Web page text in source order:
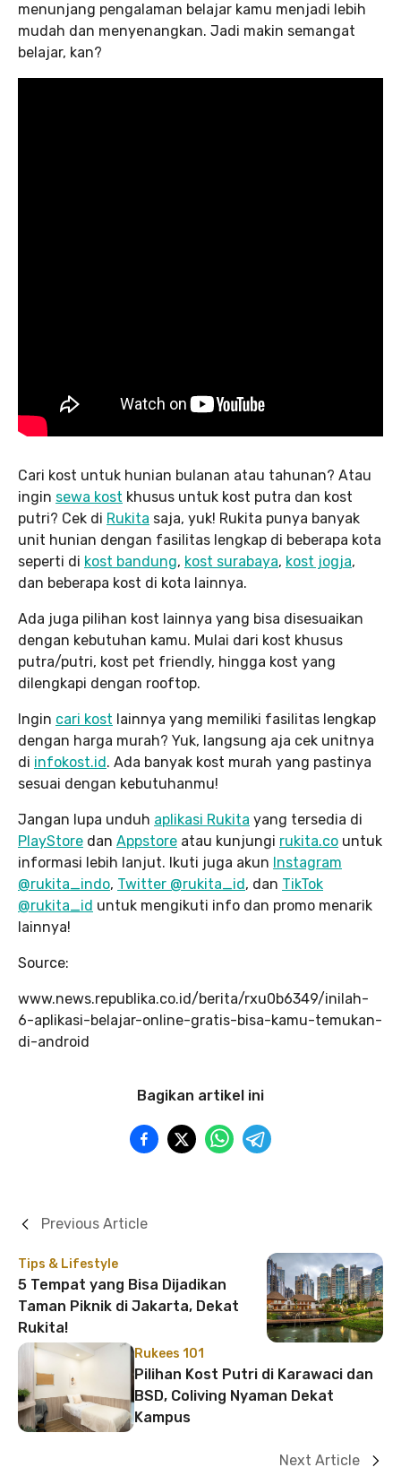
menunjang pengalaman belajar kamu menjadi lebih
mudah dan menyenangkan. Jadi makin semangat
belajar, kan?
Cari kost untuk hunian bulanan atau tahunan? Atau
ingin sewa kost khusus untuk kost putra dan kost
putri? Cek di Rukita saja, yuk! Rukita punya banyak
unit hunian dengan fasilitas lengkap di beberapa kota
seperti di kost bandung, kost surabaya, kost jogja,
dan beberapa kost di kota lainnya.
Ada juga pilihan kost lainnya yang bisa disesuaikan
dengan kebutuhan kamu. Mulai dari kost khusus
putra/putri, kost pet friendly, hingga kost yang
dilengkapi dengan rooftop.
Ingin cari kost lainnya yang memiliki fasilitas lengkap
dengan harga murah? Yuk, langsung aja cek unitnya
di infokost.id. Ada banyak kost murah yang pastinya
sesuai dengan kebutuhanmu!
Jangan lupa unduh aplikasi Rukita yang tersedia di
PlayStore dan Appstore atau kunjungi rukita.co untuk
informasi lebih lanjut. Ikuti juga akun Instagram
@rukita_indo, Twitter @rukita_id, dan TikTok
@rukita_id untuk mengikuti info dan promo menarik
lainnya!
Source:
www.news.republika.co.id/berita/rxu0b6349/inilah-
6-aplikasi-belajar-online-gratis-bisa-kamu-temukan-
di-android
Bagikan artikel ini
Tips & Lifestyle
5 Tempat yang Bisa Dijadikan
Taman Piknik di Jakarta, Dekat
Rukita!
Previous Article
Rukees 101
Pilihan Kost Putri di Karawaci dan
BSD, Coliving Nyaman Dekat
Kampus
Next Article